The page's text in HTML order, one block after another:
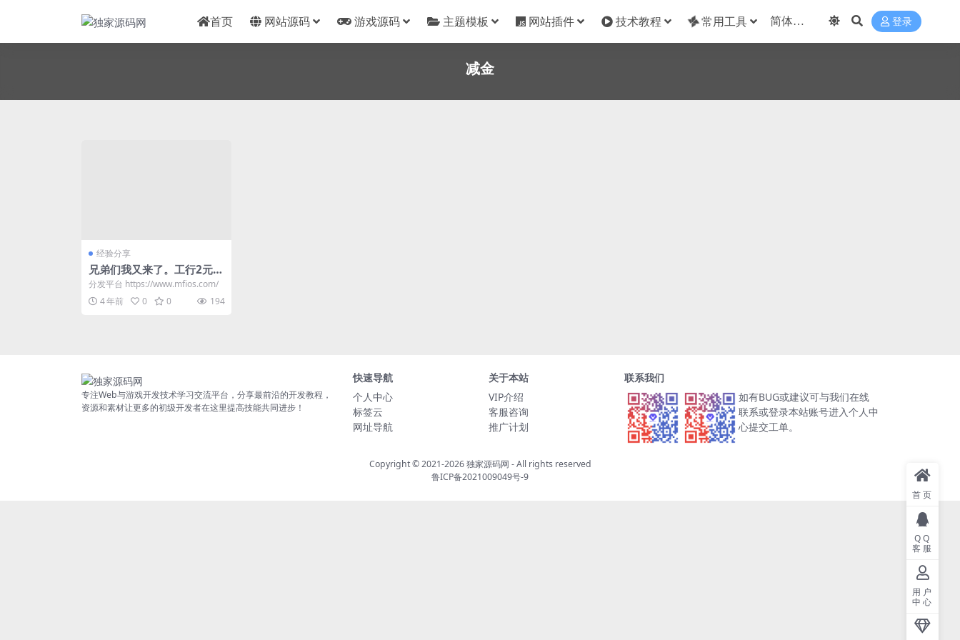
首页 网站源码 游戏源码 主题模板 网站插件 技术教程 常用工具 登录
减金
经验分享
兄弟们我又来了。工行2元立
减金，微信扫码可得。
分发平台 https://www.mfios.com/
4 年前
0 0 194
专注Web与游戏开发技术学习交流平台，分享最前沿的开发教程，
资源和素材让更多的初级开发者在这里提高技能共同进步！
快速导航
个人中心
标签云
网址导航
关于本站
VIP介绍
客服咨询
推广计划
联系我们
如有BUG或建议可与我们在线
联系或登录本站账号进入个人中
心提交工单。
Copyright © 2021-2026独家源码网 - All rights reserved
鲁ICP备2021009049号-9
首页
QQ
客服
用户
中心